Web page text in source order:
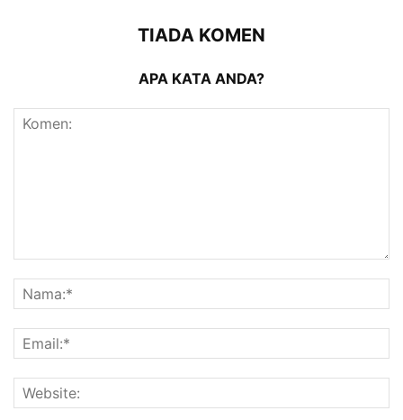
TIADA KOMEN
APA KATA ANDA?